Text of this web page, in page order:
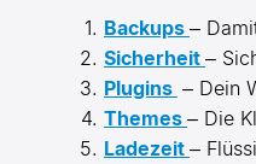
Backups –
Sicherheit –
Plugins – Dein
Themes – Die
Ladezeit –